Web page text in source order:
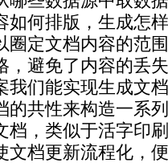
如何排版，生成怎
圈定文档内容的范
，避免了内容的丢
我们能实现生成文
的共性来构造一系
档，类似于活字印
文档更新流程化，